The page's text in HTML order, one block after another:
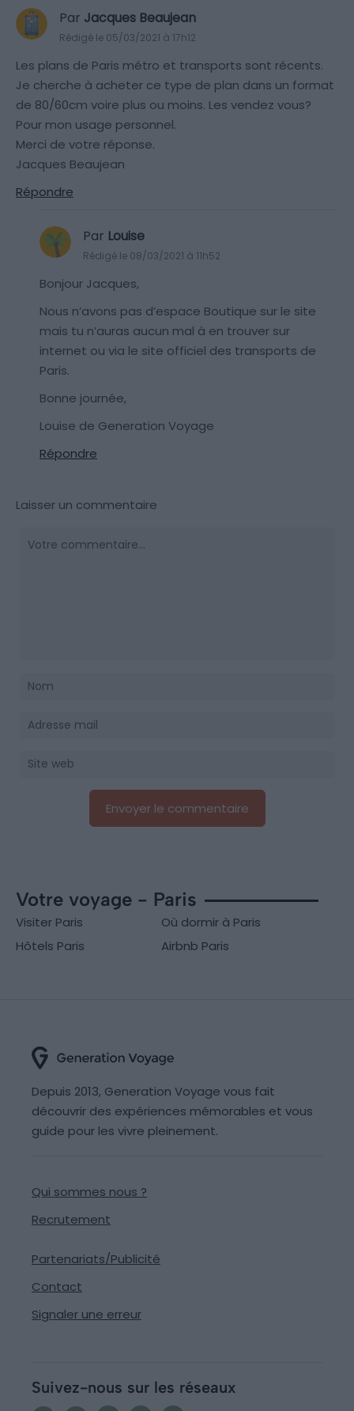
Par Jacques Beaujean
Rédigé le 05/03/2021 à 17h12
Les plans de Paris métro et transports sont récents.
Je cherche à acheter ce type de plan dans un format
de 80/60cm voire plus ou moins. Les vendez vous?
Pour mon usage personnel.
Merci de votre réponse.
Jacques Beaujean
Répondre
Par Louise
Rédigé le 08/03/2021 à 11h52
Bonjour Jacques,
Nous n’avons pas d’espace Boutique sur le site
mais tu n’auras aucun mal à en trouver sur
internet ou via le site officiel des transports de
Paris.
Bonne journée,
Louise de Generation Voyage
Répondre
Laisser un commentaire
Votre voyage - Paris
Visiter Paris
Où dormir à Paris
Hôtels Paris
Airbnb Paris
Depuis 2013, Generation Voyage vous fait
découvrir des expériences mémorables et vous
guide pour les vivre pleinement.
Qui sommes nous ?
Recrutement
Partenariats/Publicité
Contact
Signaler une erreur
Suivez-nous sur les réseaux